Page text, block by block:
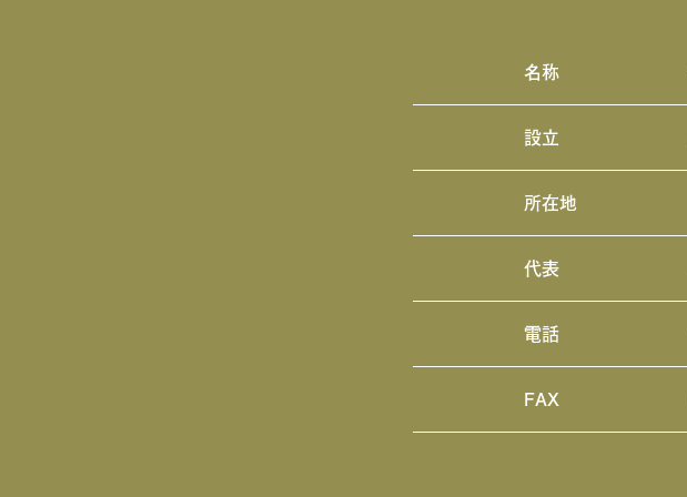
名称
設立
所在地
代表
電話
FAX